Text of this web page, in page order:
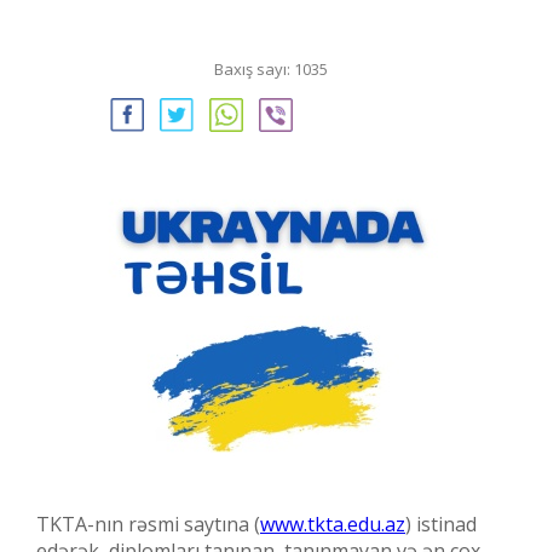
Baxış sayı: 1035
TKTA-nın rəsmi saytına (www.tkta.edu.az) istinad